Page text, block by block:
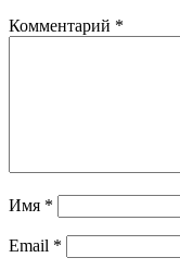
Комментарий *
Имя *
Email *